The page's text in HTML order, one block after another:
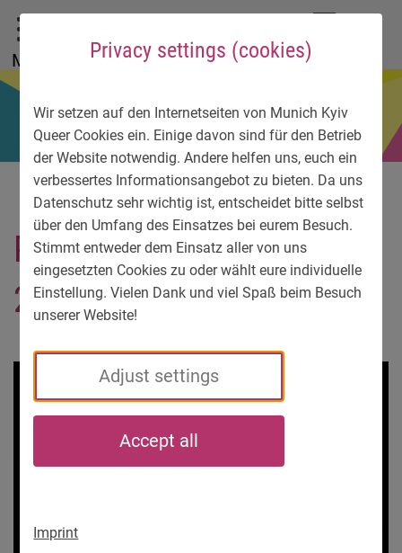
Privacy settings (cookies)
Wir setzen auf den Internetseiten von Munich Kyiv
Queer Cookies ein. Einige davon sind für den Betrieb
der Website notwendig. Andere helfen uns, euch ein
verbessertes Informationsangebot zu bieten. Da uns
Datenschutz sehr wichtig ist, entscheidet bitte selbst
über den Umfang des Einsatzes bei eurem Besuch.
Stimmt entweder dem Einsatz aller von uns
eingesetzten Cookies zu oder wählt eure individuelle
Einstellung. Vielen Dank und viel Spaß beim Besuch
unserer Website!
Adjust settings
Accept all
Imprint
To main menu
To language menu
To search
To content
To service information
Menu
Photogram-
20130525123052